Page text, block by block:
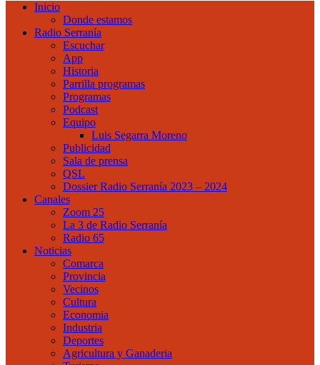
Inicio
Donde estamos
Radio Serranía
Escuchar
App
Historia
Parrilla programas
Programas
Podcast
Equipo
Luis Segarra Moreno
Publicidad
Sala de prensa
QSL
Dossier Radio Serranía 2023 – 2024
Canales
Zoom 25
La 3 de Radio Serranía
Radio 65
Noticias
Comarca
Provincia
Vecinos
Cultura
Economia
Industria
Deportes
Agricultura y Ganaderia